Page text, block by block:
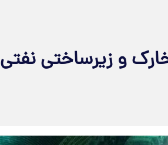
و زیرساختی نفتی